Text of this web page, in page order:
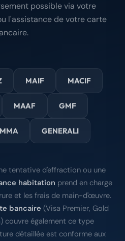
possible via votre
l'assistance de votre carte
MAIF MACIF
MAAF GMF
MMA GENERALI
tentative d'effraction ou une
habitation prend en charge
et les frais de main-d'œuvre.
bancaire (Visa Premier, Gold
couvre également ce type
détaillée est conforme aux